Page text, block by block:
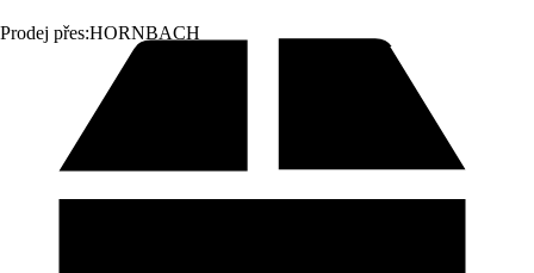
Prodej přes:HORNBACH